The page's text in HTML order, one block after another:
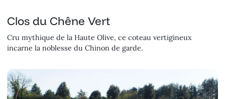
Clos du Chêne Vert
Cru mythique de la Haute Olive, ce coteau vertigineux
incarne la noblesse du Chinon de garde.